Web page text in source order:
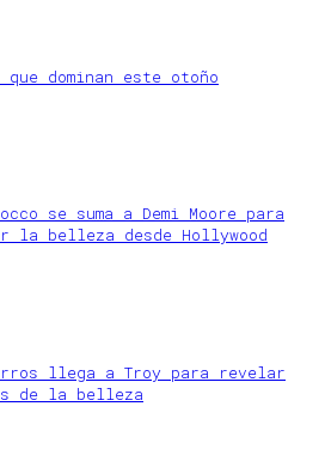
dominan este otoño
se suma a Demi Moore para
la belleza desde Hollywood
llega a Troy para revelar
de la belleza